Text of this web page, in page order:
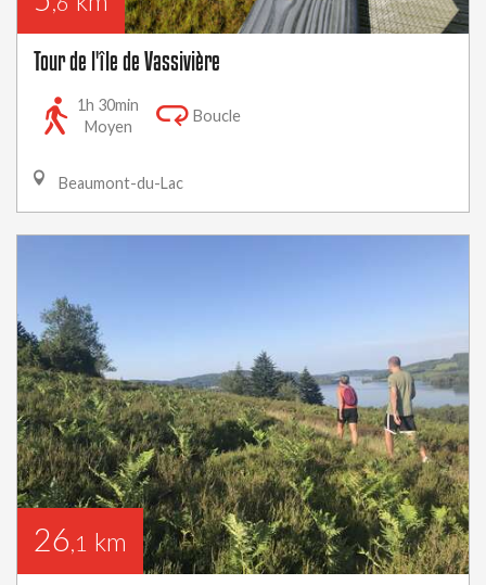
Tour de l'île de Vassivière
1h 30min
Moyen
Boucle
Beaumont-du-Lac
26 ,1 km